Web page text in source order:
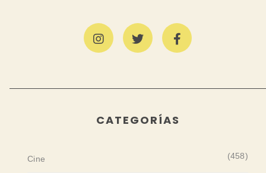
CATEGORÍAS
Cine (458)